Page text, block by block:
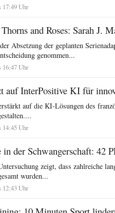
17:49 Uhr
and Roses: Sarah J.
Absetzung der geplanten
genommen...
16:47 Uhr
auf InterPositive KI für
auf die KI-Lösungen des
14:45 Uhr
in der Schwangerschaft: 42
zeigt, dass zahlreiche
wurden...
12:43 Uhr